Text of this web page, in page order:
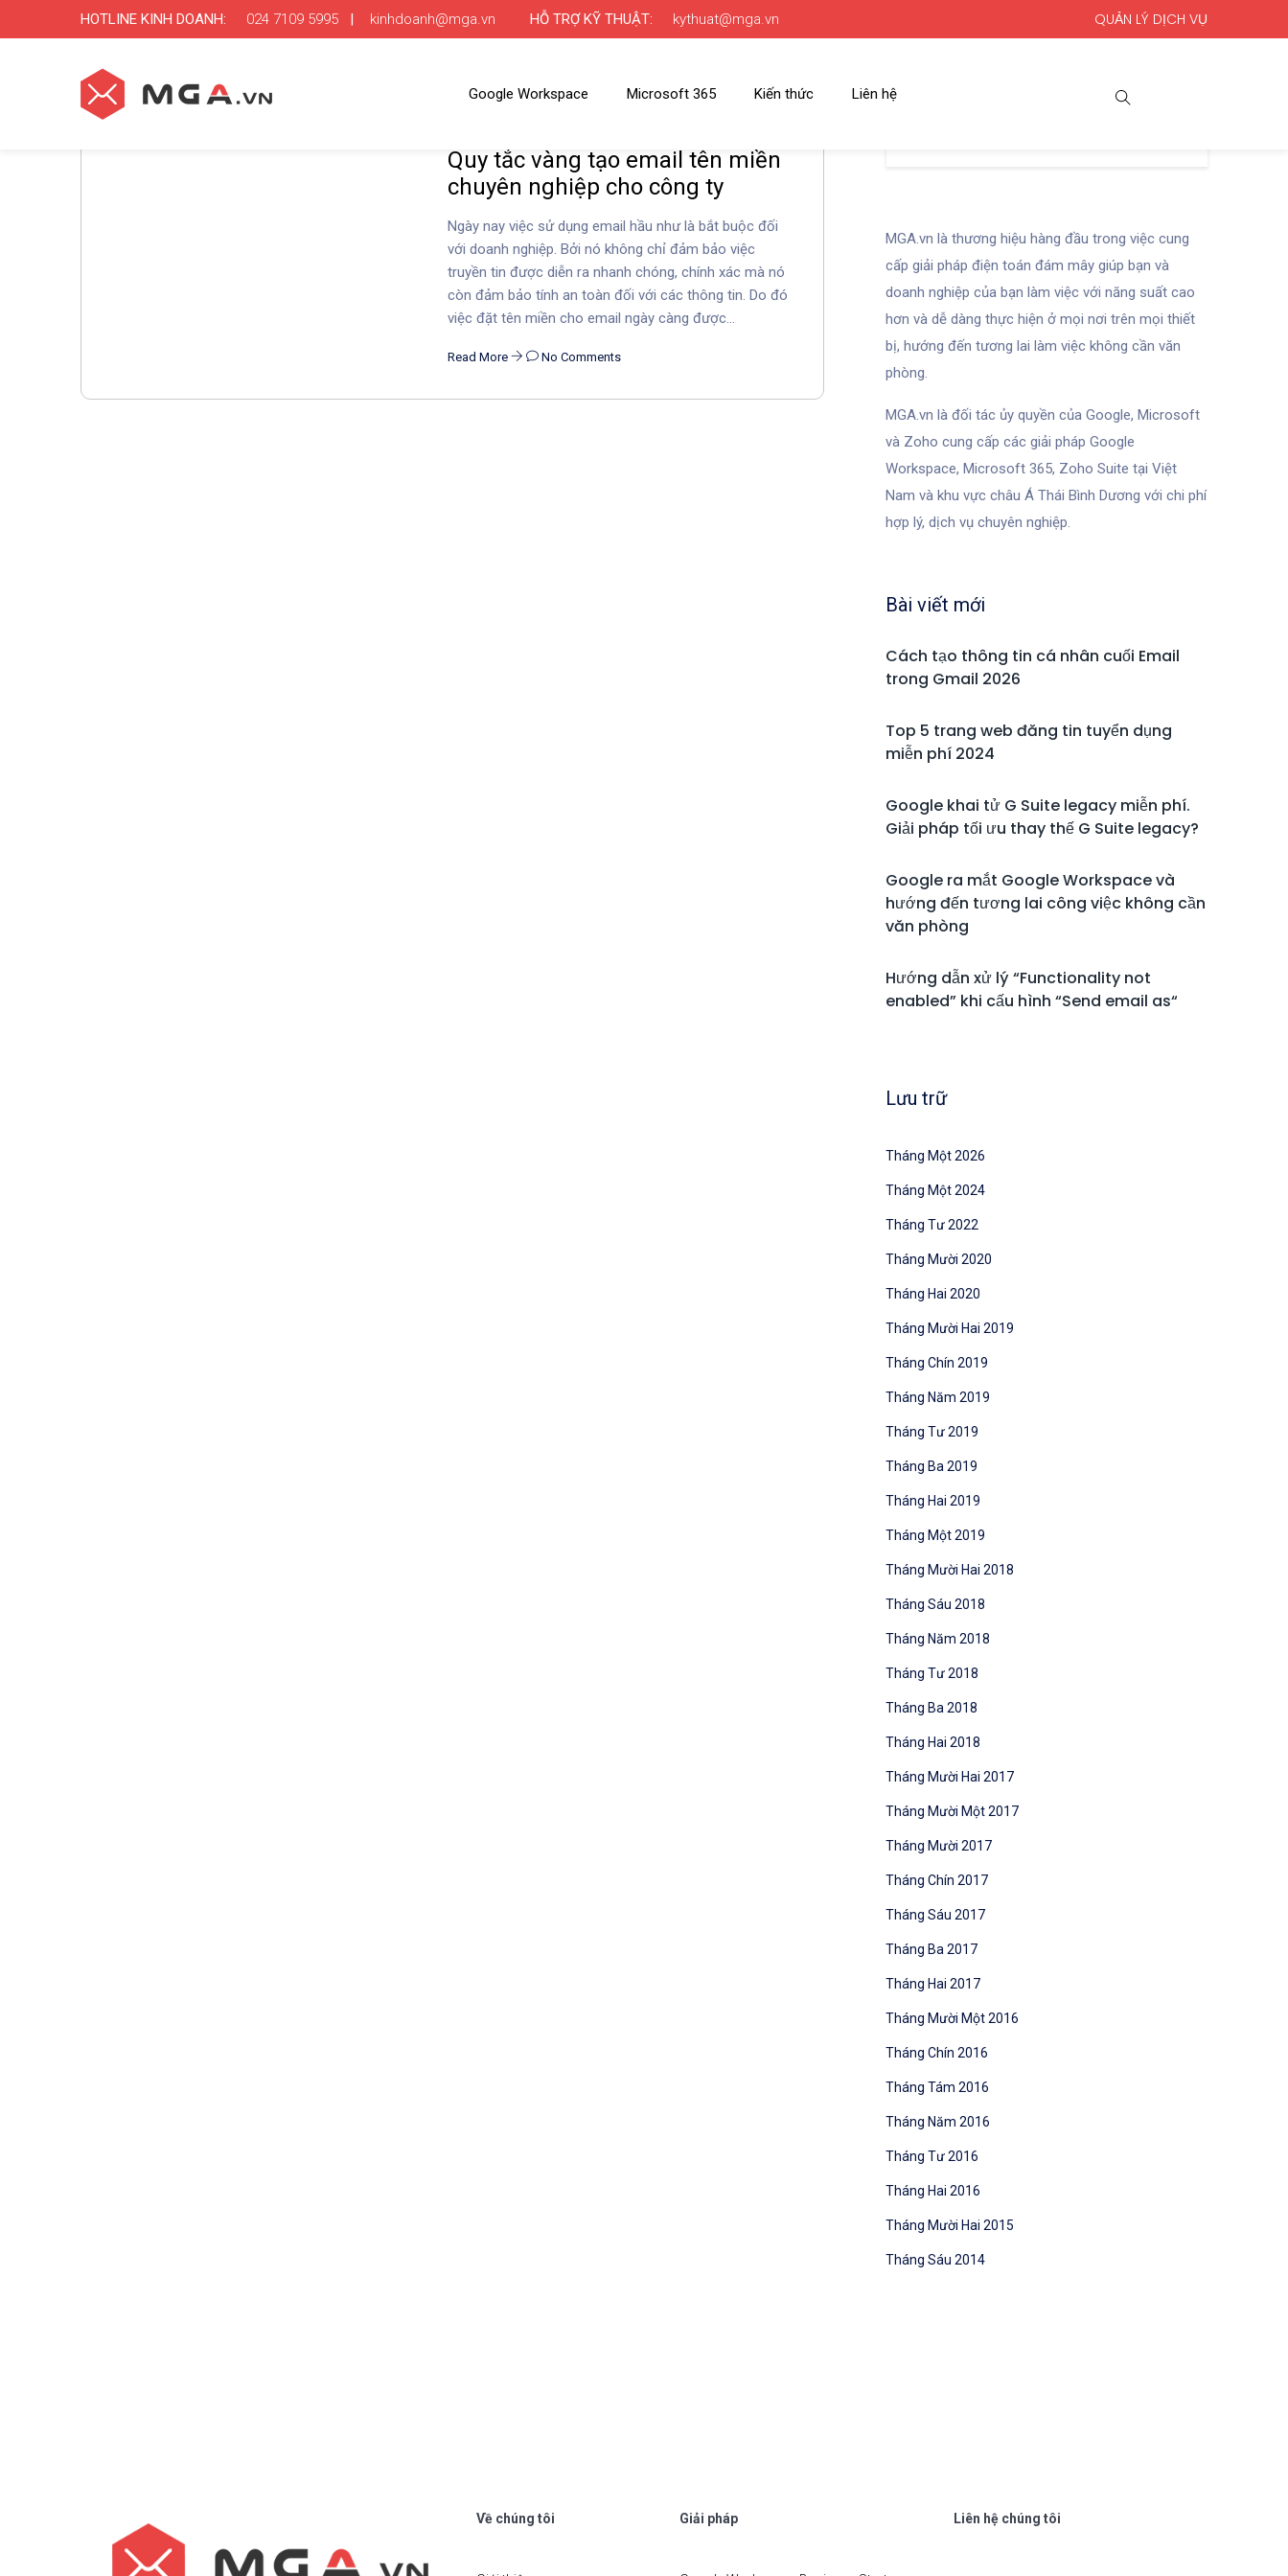
HOTLINE KINH DOANH: 024 7109 5995 | kinhdoanh@mga.vn HỖ TRỢ KỸ THUẬT: kythuat@mga.vn QUẢN LÝ DỊCH VỤ
Google Workspace Microsoft 365 Kiến thức Liên hệ
Quy tắc vàng tạo email tên miền
chuyên nghiệp cho công ty
Ngày nay việc sử dụng email hầu như là bắt buộc đối
với doanh nghiệp. Bởi nó không chỉ đảm bảo việc
truyền tin được diễn ra nhanh chóng, chính xác mà nó
còn đảm bảo tính an toàn đối với các thông tin. Do đó
việc đặt tên miền cho email ngày càng được...
Read More No Comments
MGA.vn là thương hiệu hàng đầu trong việc cung
cấp giải pháp điện toán đám mây giúp bạn và
doanh nghiệp của bạn làm việc với năng suất cao
hơn và dễ dàng thực hiện ở mọi nơi trên mọi thiết
bị, hướng đến tương lai làm việc không cần văn
phòng.
MGA.vn là đối tác ủy quyền của Google, Microsoft
và Zoho cung cấp các giải pháp Google
Workspace, Microsoft 365, Zoho Suite tại Việt
Nam và khu vực châu Á Thái Bình Dương với chi phí
hợp lý, dịch vụ chuyên nghiệp.
Bài viết mới
Cách tạo thông tin cá nhân cuối Email
trong Gmail 2026
Top 5 trang web đăng tin tuyển dụng
miễn phí 2024
Google khai tử G Suite legacy miễn phí.
Giải pháp tối ưu thay thế G Suite legacy?
Google ra mắt Google Workspace và
hướng đến tương lai công việc không cần
văn phòng
Hướng dẫn xử lý “Functionality not
enabled” khi cấu hình “Send email as“
Lưu trữ
Tháng Một 2026
Tháng Một 2024
Tháng Tư 2022
Tháng Mười 2020
Tháng Hai 2020
Tháng Mười Hai 2019
Tháng Chín 2019
Tháng Năm 2019
Tháng Tư 2019
Tháng Ba 2019
Tháng Hai 2019
Tháng Một 2019
Tháng Mười Hai 2018
Tháng Sáu 2018
Tháng Năm 2018
Tháng Tư 2018
Tháng Ba 2018
Tháng Hai 2018
Tháng Mười Hai 2017
Tháng Mười Một 2017
Tháng Mười 2017
Tháng Chín 2017
Tháng Sáu 2017
Tháng Ba 2017
Tháng Hai 2017
Tháng Mười Một 2016
Tháng Chín 2016
Tháng Tám 2016
Tháng Năm 2016
Tháng Tư 2016
Tháng Hai 2016
Tháng Mười Hai 2015
Tháng Sáu 2014
Về chúng tôi Giải pháp Liên hệ chúng tôi